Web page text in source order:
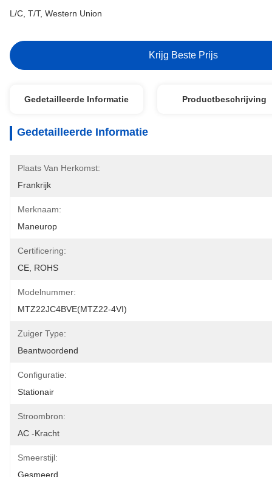
L/C, T/T, Western Union
Krijg Beste Prijs
Gedetailleerde Informatie Productbeschrijving
Gedetailleerde Informatie
Plaats Van Herkomst:
Frankrijk
Merknaam:
Maneurop
Certificering:
CE, ROHS
Modelnummer:
MTZ22JC4BVE(MTZ22-4VI)
Zuiger Type:
Beantwoordend
Configuratie:
Stationair
Stroombron:
AC -kracht
Smeerstijl:
Gesmeerd